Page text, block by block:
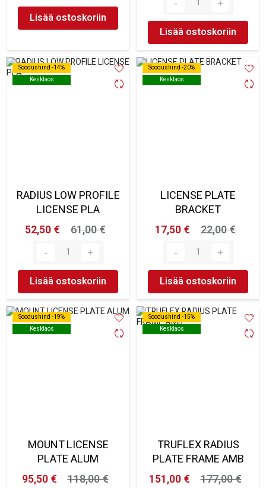
Lisää ostoskoriin
Lisää ostoskoriin
Soodushind -14%
Kesklaos
Soodushind -14%
Kesklaos
RADIUS LOW PROFILE
LICENSE PLA
52,50 €
61,00 €
Lisää ostoskoriin
Soodushind -20%
Kesklaos
Soodushind -20%
Kesklaos
LICENSE PLATE
BRACKET
17,50 €
22,00 €
Lisää ostoskoriin
Soodushind -19%
Kesklaos
Soodushind -19%
Kesklaos
MOUNT LICENSE
PLATE ALUM
95,50 €
118,00 €
Soodushind -15%
Kesklaos
Soodushind -15%
Kesklaos
TRUFLEX RADIUS
PLATE FRAME AMB
151,00 €
177,00 €